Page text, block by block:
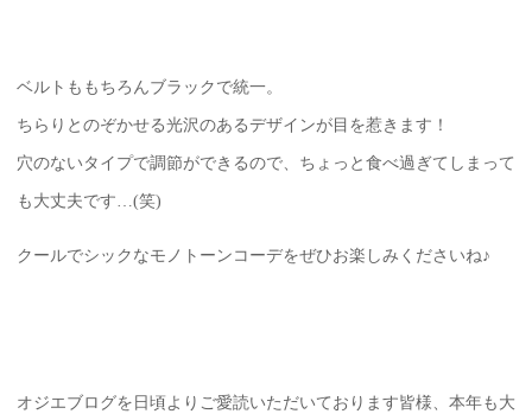
ベルトももちろんブラックで統一。
ちらりとのぞかせる光沢のあるデザインが目を惹きます！
穴のないタイプで調節ができるので、ちょっと食べ過ぎてしまって
も大丈夫です…(笑)
クールでシックなモノトーンコーデをぜひお楽しみくださいね♪
オジエブログを日頃よりご愛読いただいております皆様、本年も大